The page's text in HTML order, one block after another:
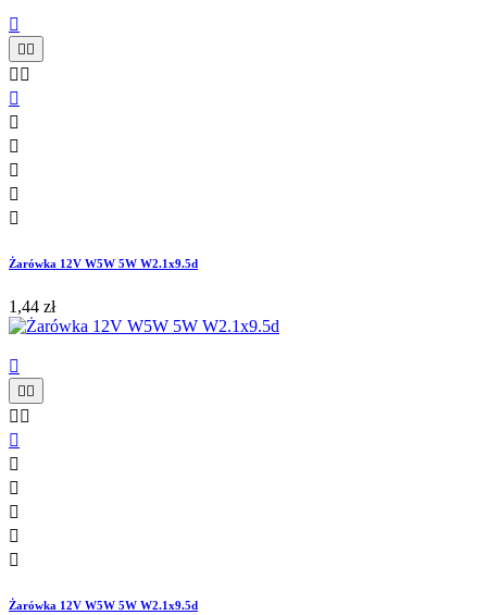

 
 






Żarówka 12V W5W 5W W2.1x9.5d
1,44 zł

 
 






Żarówka 12V W5W 5W W2.1x9.5d